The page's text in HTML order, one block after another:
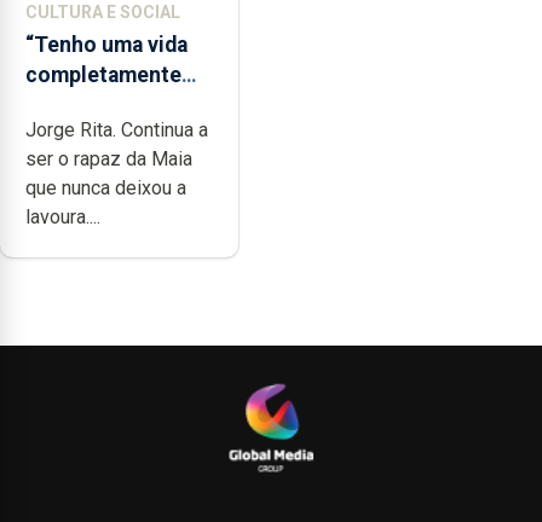
CULTURA E SOCIAL
“Tenho uma vida
completamente
dedicação, gosto e
muita paixão”
Jorge Rita. Continua a
ser o rapaz da Maia
que nunca deixou a
lavoura....